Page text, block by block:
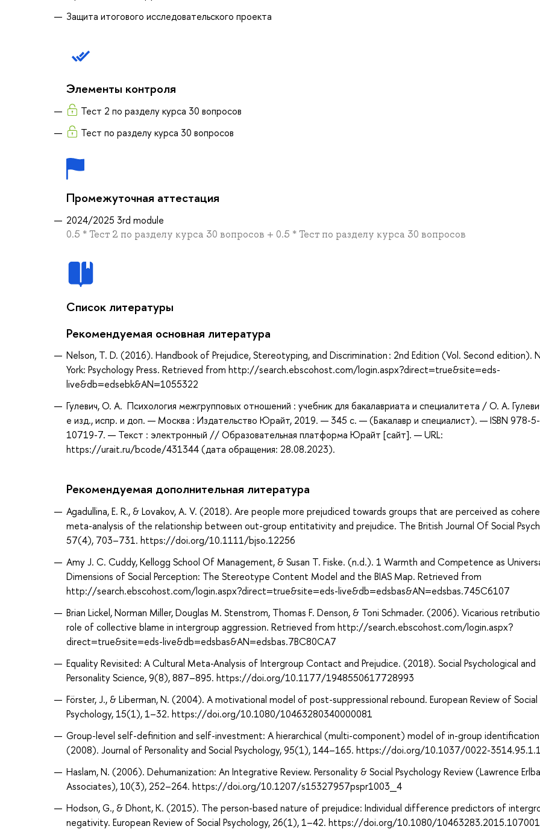
Защита итогового исследовательского проекта
Элементы контроля
Тест 2 по разделу курса 30 вопросов
Тест по разделу курса 30 вопросов
Промежуточная аттестация
2024/2025 3rd module
0.5 * Тест 2 по разделу курса 30 вопросов + 0.5 * Тест по разделу курса 30 вопросов
Список литературы
Рекомендуемая основная литература
Nelson, T. D. (2016). Handbook of Prejudice, Stereotyping, and Discrimination : 2nd Edition (Vol. Second edition).
York: Psychology Press. Retrieved from http://search.ebscohost.com/login.aspx?direct=true&site=eds-
live&db=edsebk&AN=1055322
Гулевич, О. А. Психология межгрупповых отношений : учебник для бакалавриата и специалитета / О. А.
е изд., испр. и доп. — Москва : Издательство Юрайт, 2019. — 345 с. — (Бакалавр и специалист). — ISBN 978-
10719-7. — Текст : электронный // Образовательная платформа Юрайт [сайт]. — URL:
https://urait.ru/bcode/431344 (дата обращения: 28.08.2023).
Рекомендуемая дополнительная литература
Agadullina, E. R., & Lovakov, A. V. (2018). Are people more prejudiced towards groups that are perceived as
meta-analysis of the relationship between out-group entitativity and prejudice. The British Journal Of Social
57(4), 703–731. https://doi.org/10.1111/bjso.12256
Amy J. C. Cuddy, Kellogg School Of Management, & Susan T. Fiske. (n.d.). 1 Warmth and Competence as
Dimensions of Social Perception: The Stereotype Content Model and the BIAS Map. Retrieved from
http://search.ebscohost.com/login.aspx?direct=true&site=eds-live&db=edsbas&AN=edsbas.745C6107
Brian Lickel, Norman Miller, Douglas M. Stenstrom, Thomas F. Denson, & Toni Schmader. (2006). Vicarious
role of collective blame in intergroup aggression. Retrieved from http://search.ebscohost.com/login.aspx?
direct=true&site=eds-live&db=edsbas&AN=edsbas.7BC80CA7
Equality Revisited: A Cultural Meta-Analysis of Intergroup Contact and Prejudice. (2018). Social Psychological and
Personality Science, 9(8), 887–895. https://doi.org/10.1177/1948550617728993
Förster, J., & Liberman, N. (2004). A motivational model of post-suppressional rebound. European Review of Social
Psychology, 15(1), 1–32. https://doi.org/10.1080/10463280340000081
Group-level self-definition and self-investment: A hierarchical (multi-component) model of in-group
(2008). Journal of Personality and Social Psychology, 95(1), 144–165. https://doi.org/10.1037/0022-
Haslam, N. (2006). Dehumanization: An Integrative Review. Personality & Social Psychology Review (Lawrence
Associates), 10(3), 252–264. https://doi.org/10.1207/s15327957pspr1003_4
Hodson, G., & Dhont, K. (2015). The person-based nature of prejudice: Individual difference predictors of
negativity. European Review of Social Psychology, 26(1), 1–42. https://doi.org/10.1080/